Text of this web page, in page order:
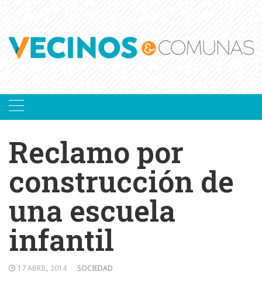
Reclamo por
construcción de
una escuela
infantil
17 ABRIL, 2014 SOCIEDAD